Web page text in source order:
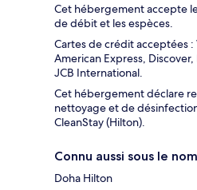
Cet hébergement accepte
de débit et les espèces.
Cartes de crédit acceptées :
American Express,
JCB International.
Cet hébergement déclare
nettoyage et de
CleanStay (Hilton).
Connu aussi sous le
Doha Hilton